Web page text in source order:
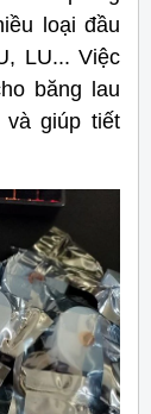
loại đầu
LU... Việc
băng lau
và giúp tiết